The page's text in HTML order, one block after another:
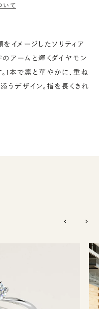
いて
イメージしたソリティア
のアームと輝くダイヤモン
1本で凛と華やかに、重ね
うデザイン。指を長くきれ